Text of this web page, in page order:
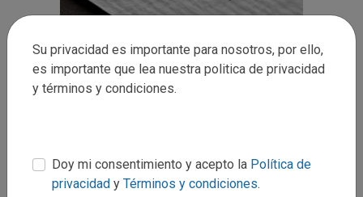
Su privacidad es importante para nosotros, por ello,
es importante que lea nuestra politica de privacidad
y términos y condiciones.
Doy mi consentimiento y acepto la Política de
privacidad y Términos y condiciones.